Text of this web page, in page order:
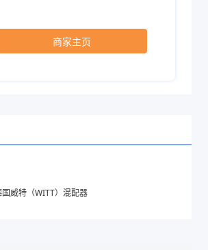
商家主页
威特（WITT）混配器